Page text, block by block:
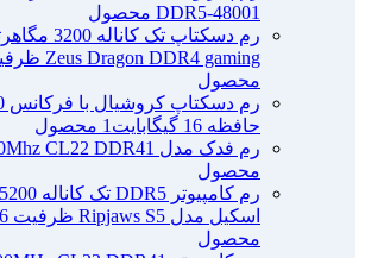
DDR5-48001 محصول
Zeus Dragon DDR4 gaming ظرفیت 8 گیگابایت
محصول
حافظه 16 گیگابایت
1 محصول
رم فدک مدل A1 8GB 3200Mhz CL22 DDR4 1
محصول
اسکیل مدل Ripjaws S5 ظرفیت 16 گیگابایت
محصول